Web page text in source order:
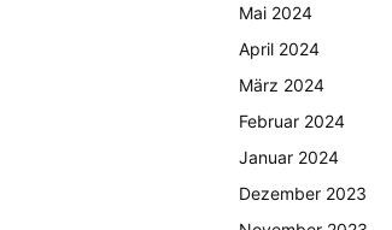
Mai 2024
April 2024
März 2024
Februar 2024
Januar 2024
Dezember 2023